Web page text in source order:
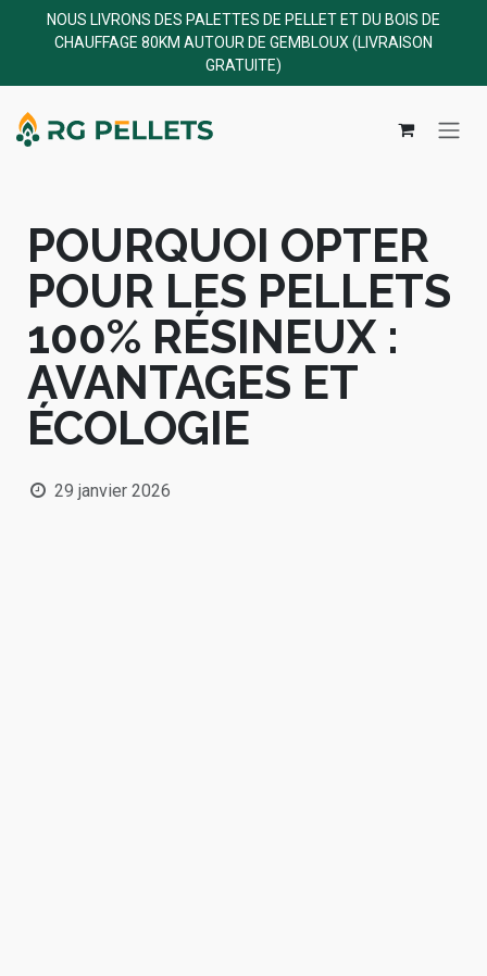
NOUS LIVRONS DES PALETTES DE PELLET ET DU BOIS DE
CHAUFFAGE 80KM AUTOUR DE GEMBLOUX (LIVRAISON
GRATUITE)
POURQUOI OPTER
POUR LES PELLETS
100% RÉSINEUX :
AVANTAGES ET
ÉCOLOGIE
29 janvier 2026